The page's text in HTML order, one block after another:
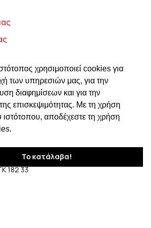
χρησιμοποιεί cookies για
των υπηρεσιών μας, για την
διαφημίσεων και για την
επισκεψιμότητας. Με τη χρήση
ιστότοπου, αποδέχεστε τη χρήση
Το κατάλαβα!
Βαρώνου Μιχαήλ
Επικοινωνίας
182 33